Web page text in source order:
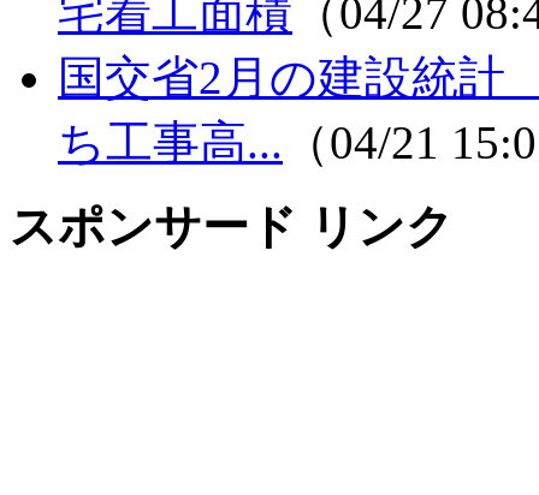
宅着工面積 （04/27
国交省2月の建設統
ち工事高... （04/21
スポンサード リンク